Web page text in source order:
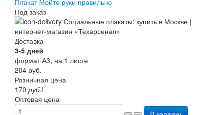
Плакат Мойте руки правильно
Под заказ
Доставка
3-5 дней
формат А3, на 1 листе
204 руб.
Розничная цена
170 руб.i
Оптовая цена